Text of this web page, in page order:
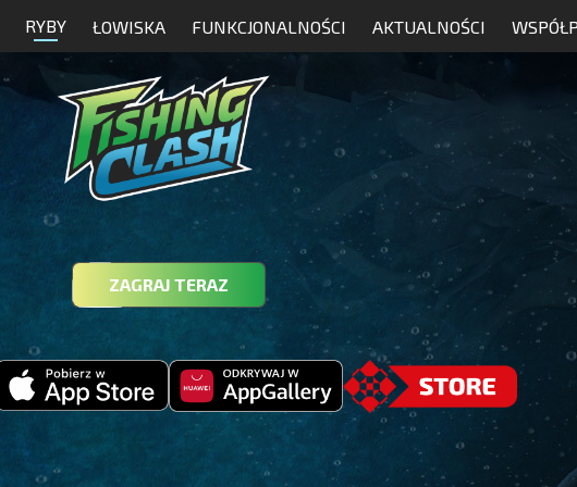
RYBY ŁOWISKA FUNKCJONALNOŚCI AKTUALNOŚCI
ZAGRAJ TERAZ